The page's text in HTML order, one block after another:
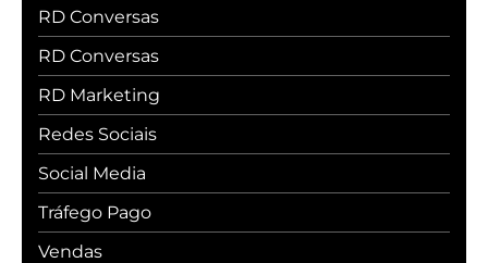
RD Conversas
RD Conversas
RD Marketing
Redes Sociais
Social Media
Tráfego Pago
Vendas